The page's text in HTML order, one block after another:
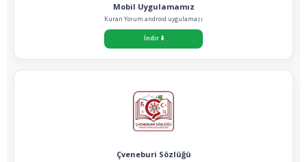
Mobil Uygulamamız
Kuran Yorum android uygulaması
İndir⬇️
Çveneburi Sözlüğü